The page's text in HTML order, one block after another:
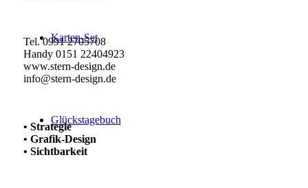
Karten-Set
Glückstagebuch
Tel. 0991 2705708
Handy 0151 22404923
www.stern-design.de
info@stern-design.de
• Strategie
• Grafik-Design
• Sichtbarkeit